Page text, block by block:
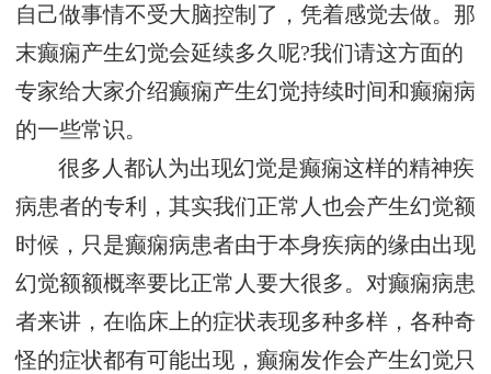
自己做事情不受大脑控制了，凭着感觉去做。那
末癫痫产生幻觉会延续多久呢?我们请这方面的
专家给大家介绍癫痫产生幻觉持续时间和癫痫病
的一些常识。
很多人都认为出现幻觉是癫痫这样的精神疾
病患者的专利，其实我们正常人也会产生幻觉额
时候，只是癫痫病患者由于本身疾病的缘由出现
幻觉额额概率要比正常人要大很多。对癫痫病患
者来讲，在临床上的症状表现多种多样，各种奇
怪的症状都有可能出现，癫痫发作会产生幻觉只